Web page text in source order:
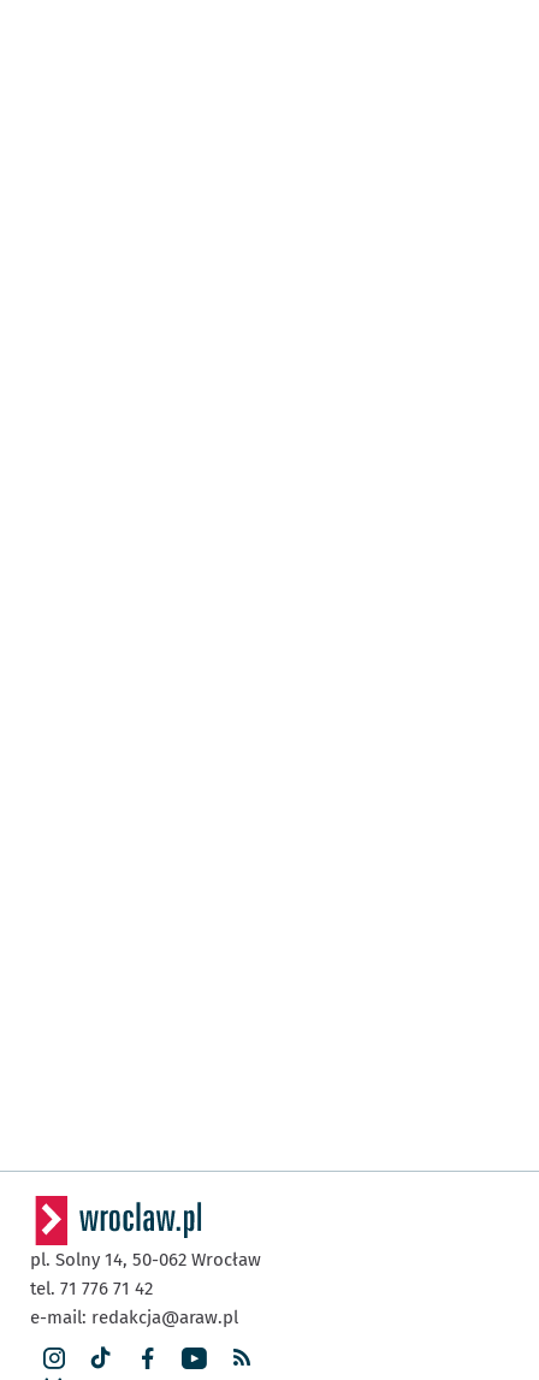
pl. Solny 14, 50-062 Wrocław
tel. 71 776 71 42
e-mail: redakcja@araw.pl